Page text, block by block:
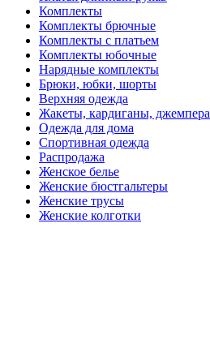
Комплекты
Комплекты брючные
Комплекты с платьем
Комплекты юбочные
Нарядные комплекты
Брюки, юбки, шорты
Верхняя одежда
Жакеты, кардиганы, джемпера
Одежда для дома
Спортивная одежда
Распродажа
Женское белье
Женские бюстгальтеры
Женские трусы
Женские колготки